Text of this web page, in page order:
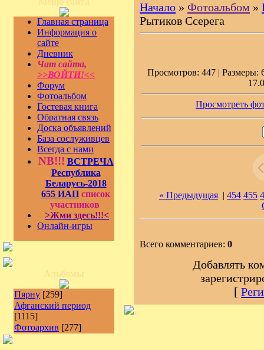
Главная страница
Информация о
сайте
Дневник
Чат сайта,
>>ВОЙТИ!<<
Форум
Фотоальбом
Гостевая книга
Обратная связь
Доска объявлений
База сослуживцев
Всегда с нами
NB!!! ВСТРЕЧА
Республика
Беларусь-2018
655 ИАП список
участников
>Жми здесь!!!<
Онлайн-игры
Пярну [259]
Афганский период
[1115]
Фотоархив [277]
Начало » Фотоальбом »
Рытиков Ссерега
Просмотров: 447 | Размеры:
Просмотреть
« Предыдущая | 454 455
Всего комментариев: 0
Добавлять
[